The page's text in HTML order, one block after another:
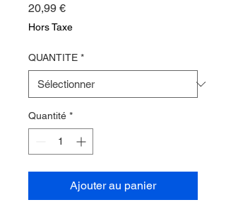
20,99 €Prix
Hors Taxe
QUANTITE *
Quantité *
Ajouter au panier